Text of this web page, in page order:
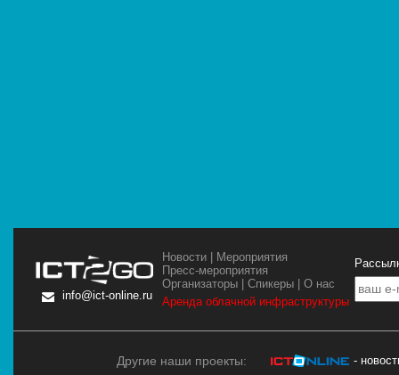
info@ict-online.ru
Новости | Мероприятия
Пресс-мероприятия
Организаторы |Спикеры |О нас
Аренда облачной инфраструктуры
Другие наши проекты: -